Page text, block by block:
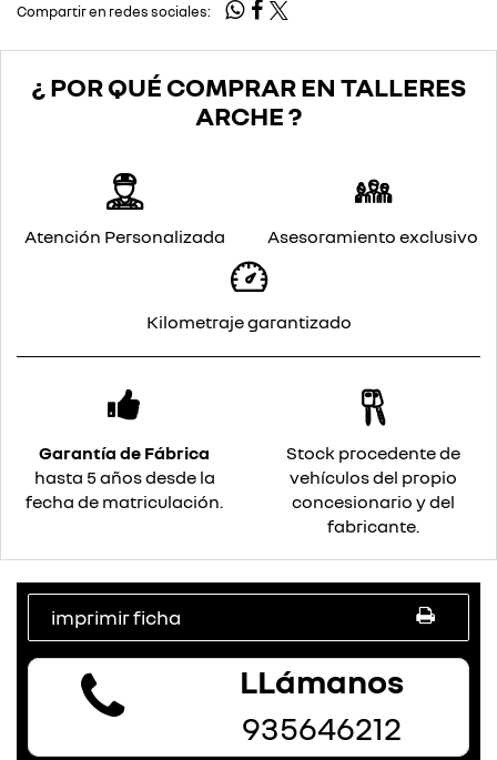
Compartir en redes sociales:
¿ POR QUÉ COMPRAR EN TALLERES
ARCHE ?
Atención Personalizada Asesoramiento exclusivo
Kilometraje garantizado
Garantía de Fábrica
hasta 5 años desde la
fecha de matriculación.
Stock procedente de
vehículos del propio
concesionario y del
fabricante.
imprimir ficha
LLámanos
935646212